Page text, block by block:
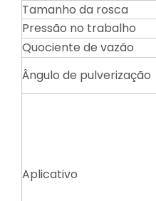
Tamanho da rosca
Pressão no trabalho
Quociente de vazão
Ângulo de pulverização
Aplicativo